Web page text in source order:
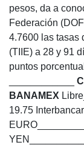
pesos, da a
Federación
4.7600 las tasas
(TIIE) a 28 y 91
puntos
BANAMEX
19.75